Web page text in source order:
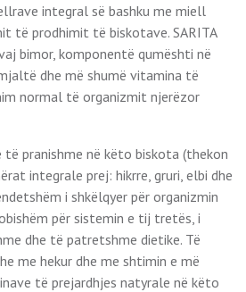
integral së bashku me miell
të prodhimit të biskotave. SARITA
bimor, komponentë qumështi në
dhe më shumë vitamina të
normal të organizmit njerëzor
pranishme në këto biskota (thekon
integrale prej: hikrre, gruri, elbi dhe
i shkëlqyer për organizmin
për sistemin e tij tretës, i
dhe të patretshme dietike. Të
me hekur dhe me shtimin e më
të prejardhjes natyrale në këto